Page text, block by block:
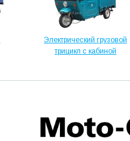
Электрический грузовой
трицикл с кабиной